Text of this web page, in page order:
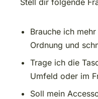
Stell dir folgende
Brauche ich
Ordnung und
Trage ich die
Umfeld oder im
Soll mein